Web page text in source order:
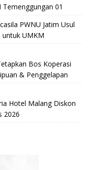
01
PWNU Jatim Usul
untuk UMKM
Bos Koperasi
& Penggelapan
Hotel Malang Diskon
2026